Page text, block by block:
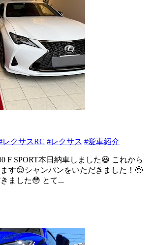
レクサスRC #レクサス #愛車紹介
F SPORT本日納車しました😆 これから
す😌シャンパンをいただきました！🥹
ました😳 とて...